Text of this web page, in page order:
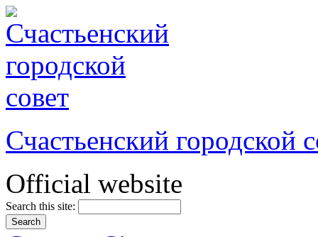
Счастьенский городской
Official website
Search this site: